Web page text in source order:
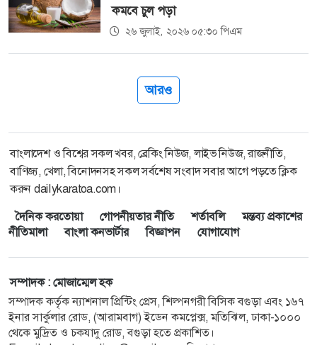
কমবে চুল পড়া
২৬ জুলাই, ২০২৬ ০৫:৩০ পিএম
আরও
বাংলাদেশ ও বিশ্বের সকল খবর, ব্রেকিং নিউজ, লাইভ নিউজ, রাজনীতি,
বাণিজ্য, খেলা, বিনোদনসহ সকল সর্বশেষ সংবাদ সবার আগে পড়তে ক্লিক
করুন dailykaratoa.com।
দৈনিক করতোয়া
গোপনীয়তার নীতি শর্তাবলি
মন্তব্য প্রকাশের
নীতিমালা
বাংলা কনভার্টার বিজ্ঞাপন যোগাযোগ
সম্পাদক : মোজাম্মেল হক
সম্পাদক কর্তৃক ন্যাশনাল প্রিন্টিং প্রেস, শিল্পনগরী বিসিক বগুড়া এবং ১৬৭
ইনার সার্কুলার রোড, (আরামবাগ) ইডেন কমপ্লেক্স, মতিঝিল, ঢাকা-১০০০
থেকে মুদ্রিত ও চকযাদু রোড, বগুড়া হতে প্রকাশিত।